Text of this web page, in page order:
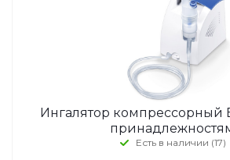
Ингалятор компрессорный
Есть в наличии (17)